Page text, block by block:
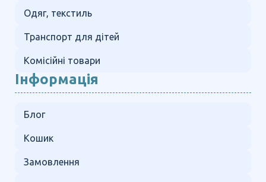
Одяг, текстиль
Транспорт для дітей
Комісійні товари
Інформація
Блог
Кошик
Замовлення